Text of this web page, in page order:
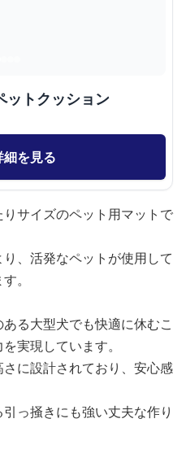
ットクッション
を見る
サイズのペット用マットで
、活発なペットが使用して
。
る大型犬でも快適に休むこ
実現しています。
に設計されており、安心感
っ掻きにも強い丈夫な作り